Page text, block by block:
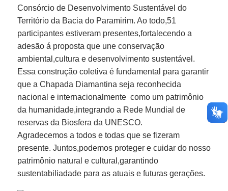
...Ou se preferir
Ligue para nós
(77) 3650-1160
cdsbp@outlook.com
Ou seja atendido presencialmente
Segunda a sexta-feira, das 08:00 às 12:00 e das 14:00 às
17:00 hrs
AVENIDA RIO DO PIRES,S/Nº - CATURAMA/BA
Outros meios de contato
e-SIC
Consórcio de Desenvolvimento Sustentável do
Território da Bacia do Paramirim. Ao todo,51
participantes estiveram presentes,fortalecendo a
adesão á proposta que une conservação
ambiental,cultura e desenvolvimento sustentável.
Essa construção coletiva é fundamental para garantir
que a Chapada Diamantina seja reconhecida
nacional e internacionalmente como um patrimônio
da humanidade,integrando a Rede Mundial de
reservas da Biosfera da UNESCO.
Agradecemos a todos e todas que se fizeram
presente. Juntos,podemos proteger e cuidar do nosso
patrimônio natural e cultural,garantindo
sustentabiliadade para as atuais e futuras gerações.